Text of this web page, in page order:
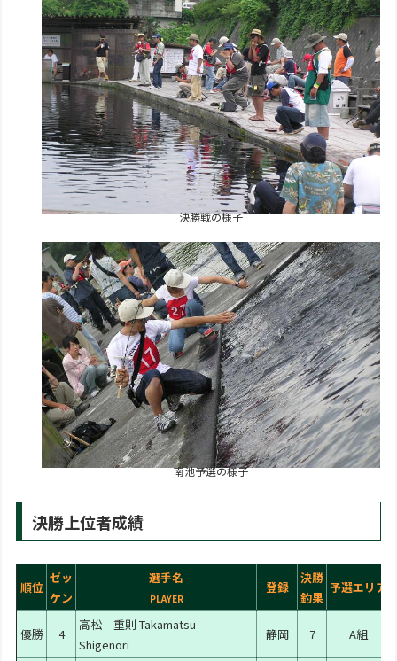
決勝戦の様子
南池予選の様子
決勝上位者成績
順位
ゼッ
ケン
選手名
PLAYER
登録
決勝
釣果
予選エリア
優勝 4
高松 重則 Takamatsu
Shigenori
静岡 7 A組